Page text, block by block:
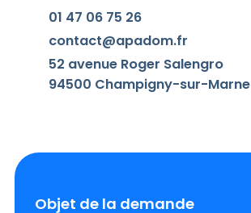
01 47 06 75 26
contact@apadom.fr
52 avenue Roger Salengro
94500 Champigny-sur-Marne
Objet de la demande